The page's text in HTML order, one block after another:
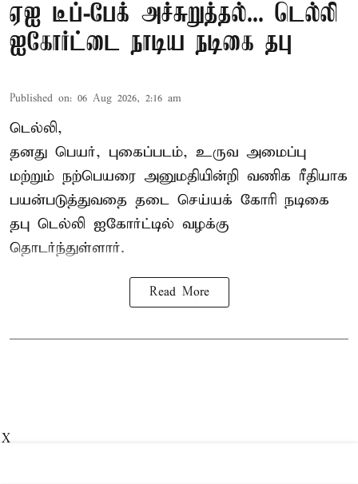
ஏஐ டீப்-பேக் அச்சுறுத்தல்... டெல்லி
ஐகோர்ட்டை நாடிய நடிகை தபு
Published on: 06 Aug 2026, 2:16 am
டெல்லி,
தனது பெயர், புகைப்படம், உருவ அமைப்பு
மற்றும் நற்பெயரை அனுமதியின்றி வணிக ரீதியாக
பயன்படுத்துவதை தடை செய்யக் கோரி நடிகை
தபு டெல்லி ஐகோர்ட்டில் வழக்கு
தொடர்ந்துள்ளார்.
Read More
X